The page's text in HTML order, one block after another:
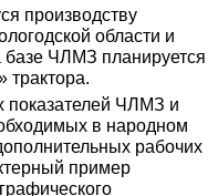
производству
области и
базе ЧЛМЗ планируется
трактора.
показателей ЧЛМЗ и
в народном
рабочих
пример